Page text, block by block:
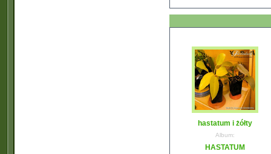
hastatum i żółty
Album:
HASTATUM